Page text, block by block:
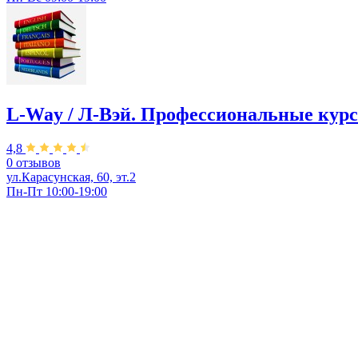
L-Way / Л-Вэй. Профессиональные
4,8
0 отзывов
ул.Карасунская, 60, эт.2
Пн-Пт 10:00-19:00